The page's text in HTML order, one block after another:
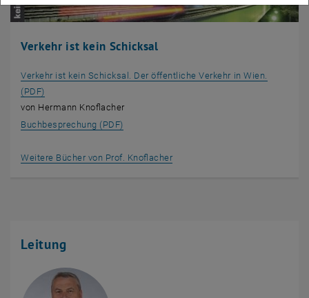
Verkehr ist kein Schicksal
Verkehr ist kein Schicksal. Der öffentliche Verkehr in Wien.
(PDF), öffnet eine externe URL in einem neuen Fenster
von Hermann Knoflacher
Buchbesprechung (PDF), öffnet eine externe URL in einem neuen
Weitere Bücher von Prof. Knoflacher
Leitung